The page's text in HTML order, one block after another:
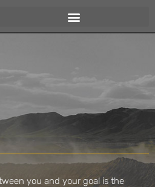
you and your goal is the